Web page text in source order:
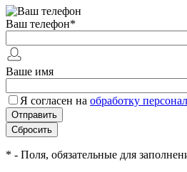
Ваш телефон*
Ваше имя
Я согласен на обработку
* - Поля, обязательные для